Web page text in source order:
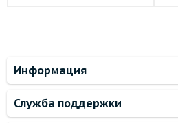
Информация
Служба поддержки